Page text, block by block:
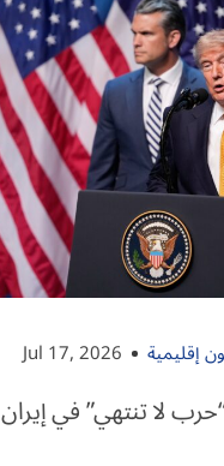
إقليمية Jul 17, 2026
لا تنتهي” في إيران